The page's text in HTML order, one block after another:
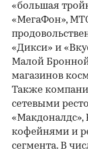
«большая
«МегаФон»,
«Дикси» и
Малой
магазинов
Также
сетевыми
«Макдоналдс»,
кофейнями и
сегмента. В